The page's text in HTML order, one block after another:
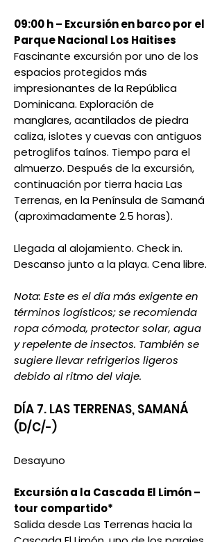
09:00 h – Excursión en barco por el
Parque Nacional Los Haitises
Fascinante excursión por uno de los
espacios protegidos más
impresionantes de la República
Dominicana. Exploración de
manglares, acantilados de piedra
caliza, islotes y cuevas con antiguos
petroglifos taínos. Tiempo para el
almuerzo. Después de la excursión,
continuación por tierra hacia Las
Terrenas, en la Península de Samaná
(aproximadamente 2.5 horas).
Llegada al alojamiento. Check in.
Descanso junto a la playa. Cena libre.
Nota: Este es el día más exigente en
términos logísticos; se recomienda
ropa cómoda, protector solar, agua
y repelente de insectos. También se
sugiere llevar refrigerios ligeros
debido al ritmo del viaje.
DÍA 7. LAS TERRENAS, SAMANÁ
(D/C/-)
Desayuno
Excursión a la Cascada El Limón –
tour compartido*
Salida desde Las Terrenas hacia la